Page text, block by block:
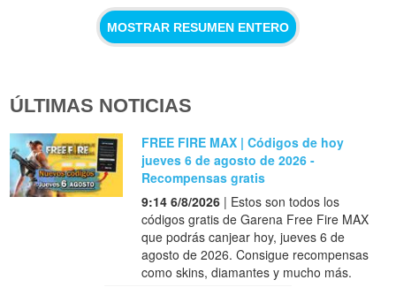
MOSTRAR RESUMEN ENTERO
ÚLTIMAS NOTICIAS
FREE FIRE MAX | Códigos de hoy
jueves 6 de agosto de 2026 -
Recompensas gratis
9:14 6/8/2026 | Estos son todos los
códigos gratis de Garena Free Fire MAX
que podrás canjear hoy, jueves 6 de
agosto de 2026. Consigue recompensas
como skins, diamantes y mucho más.